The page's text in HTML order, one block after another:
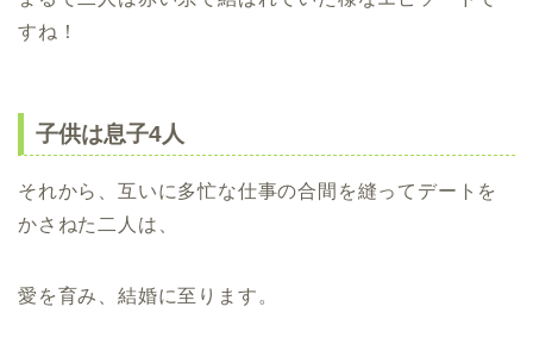
すね！
子供は息子4人
それから、互いに多忙な仕事の合間を縫ってデートを
かさねた二人は、
愛を育み、結婚に至ります。